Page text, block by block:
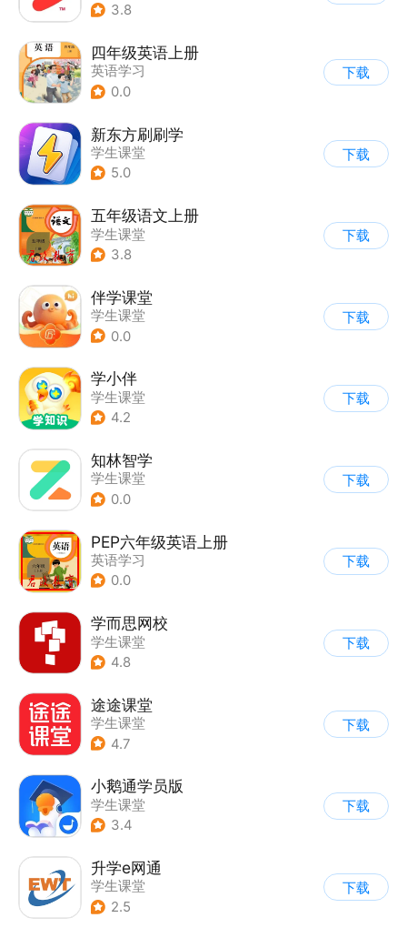
3.8
四年级英语上册
英语学习
0.0
下载
新东方刷刷学
学生课堂
5.0
下载
五年级语文上册
学生课堂
3.8
下载
伴学课堂
学生课堂
0.0
下载
学小伴
学生课堂
4.2
下载
知林智学
学生课堂
0.0
下载
PEP六年级英语上册
英语学习
0.0
下载
学而思网校
学生课堂
4.8
下载
途途课堂
学生课堂
4.7
下载
小鹅通学员版
学生课堂
3.4
下载
升学e网通
学生课堂
2.5
下载